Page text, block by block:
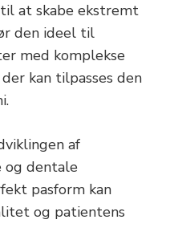
at skabe ekstremt
den ideel til
med komplekse
kan tilpasses den
af
og dentale
pasform kan
og patientens